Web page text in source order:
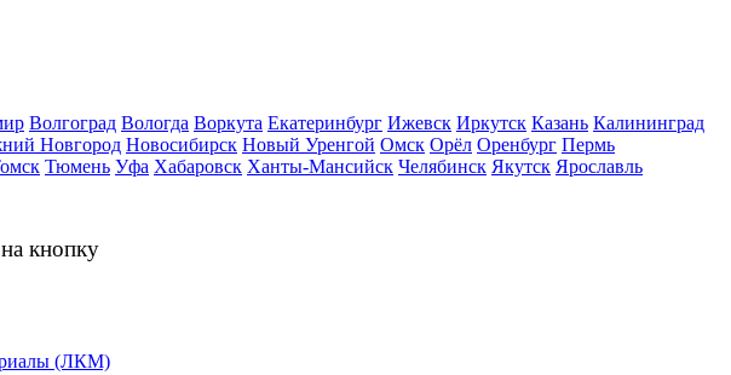
Волгоград Вологда Воркута Екатеринбург Ижевск Иркутск Казань Калининград
Новгород Новосибирск Новый Уренгой Омск Орёл Оренбург Пермь
Тюмень Уфа Хабаровск Ханты-Мансийск Челябинск Якутск Ярославль
кнопку